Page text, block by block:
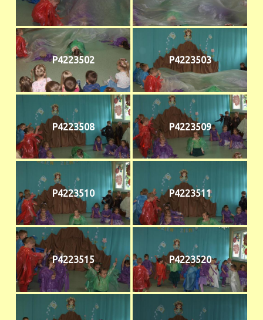
P4223502 P4223503
P4223508 P4223509
P4223510 P4223511
P4223515 P4223520